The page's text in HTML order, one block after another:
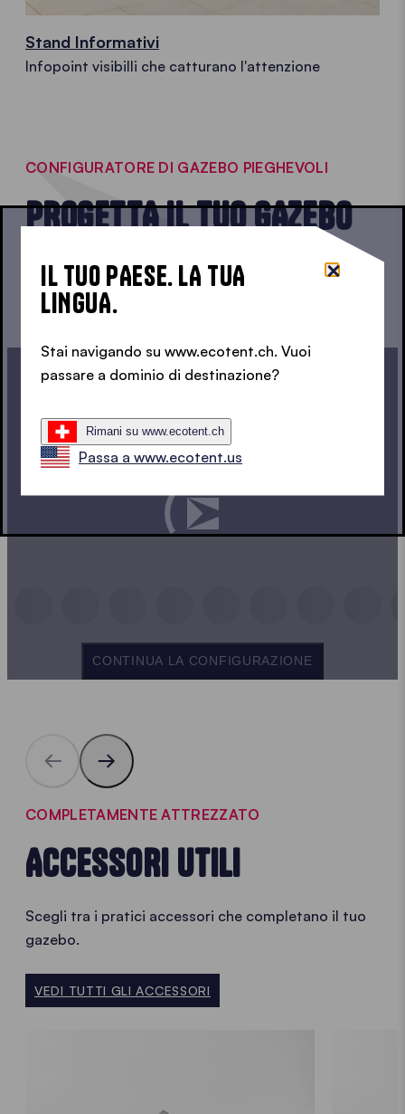
Stand Informativi
Infopoint visibilli che catturano l'attenzione
CONFIGURATORE DI GAZEBO PIEGHEVOLI
PROGETTA IL TUO GAZEBO
CONTINUA LA CONFIGURAZIONE
COMPLETAMENTE ATTREZZATO
ACCESSORI UTILI
Scegli tra i pratici accessori che completano il tuo
gazebo.
VEDI TUTTI GLI ACCESSORI
IL TUO PAESE. LA TUA
LINGUA.
Stai navigando su www.ecotent.ch. Vuoi
passare a dominio di destinazione?
Rimani su www.ecotent.ch
Passa a www.ecotent.us